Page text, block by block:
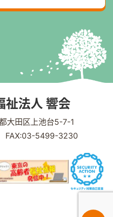
祉法人 響会
大田区上池台5-7-1
5499-3230